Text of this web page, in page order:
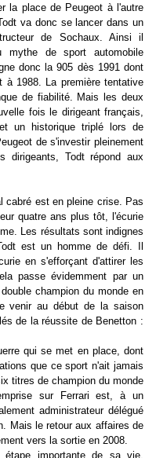
la place de Peugeot à l'autre
va donc se lancer dans un
de Sochaux. Ainsi il
mythe de sport automobile
donc la 905 dès 1991 dont
à 1988. La première tentative
de fiabilité. Mais les deux
fois le dirigeant français,
un historique triplé lors de
de s'investir pleinement
dirigeants, Todt répond aux
cabré est en pleine crise. Pas
quatre ans plus tôt, l'écurie
Les résultats sont indignes
est un homme de défi. Il
en s'efforçant d'attirer les
passe évidemment par un
champion du monde en
venir au début de la saison
de la réussite de Benetton :
qui se met en place, dont
que ce sport n'ait jamais
titres de champion du monde
sur Ferrari est, à un
administrateur délégué
Mais le retour aux affaires de
vers la sortie en 2008.
étape importante de sa vie.